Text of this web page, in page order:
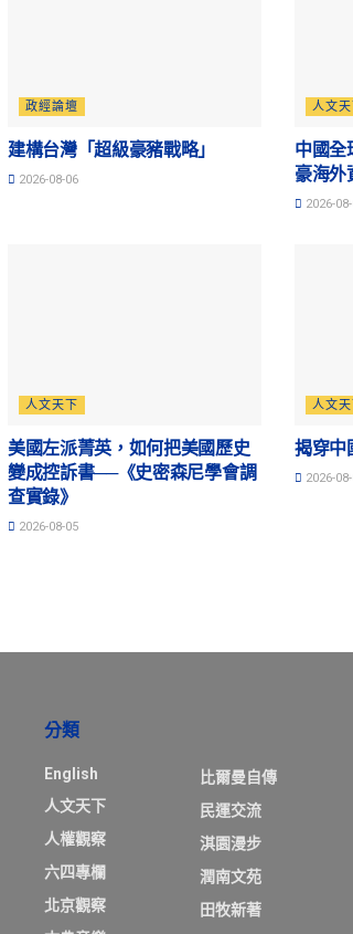
政經論壇
建構台灣「超級豪豬戰略」
2026-08-06
人文
中國全
豪海外
2026-
人文天下
美國左派菁英，如何把美國歷史
變成控訴書──《史密森尼學會調
查實錄》
2026-08-05
人文天
揭穿中
2026-
分類
English
人文天下
人權觀察
六四專欄
北京觀察
比爾曼自傳
民運交流
淇園漫步
潤南文苑
田牧新著